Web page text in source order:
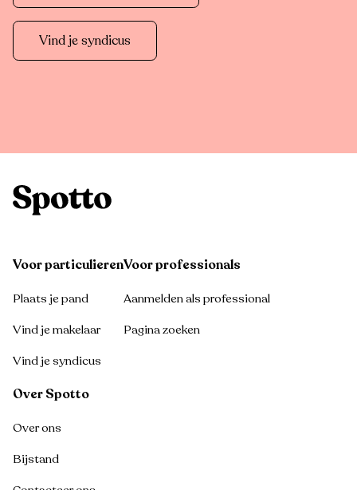
Vind je syndicus
Voor particulieren
Plaats je pand
Vind je makelaar
Vind je syndicus
Voor professionals
Aanmelden als professional
Pagina zoeken
Over Spotto
Over ons
Bijstand